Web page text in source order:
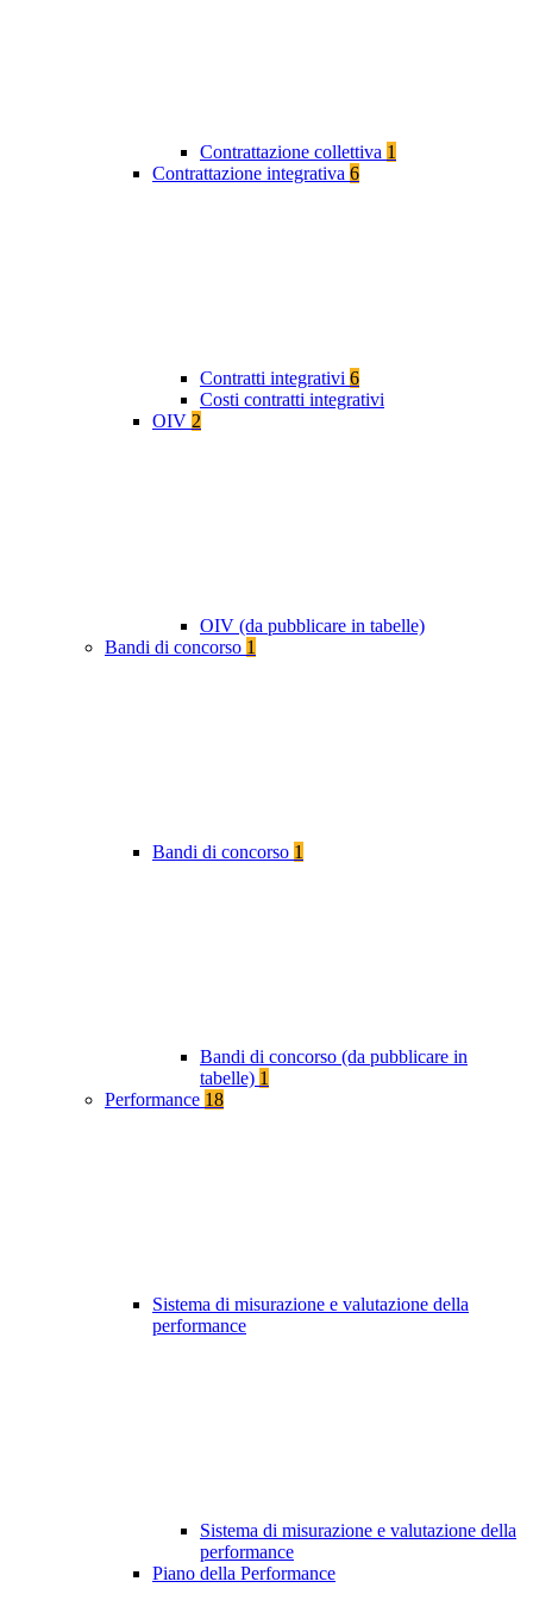
Contrattazione collettiva 1
Contrattazione integrativa 6
Contratti integrativi 6
Costi contratti integrativi
OIV 2
OIV (da pubblicare in tabelle)
Bandi di concorso 1
Bandi di concorso 1
Bandi di concorso (da pubblicare in
tabelle) 1
Performance 18
Sistema di misurazione e valutazione della
performance
Sistema di misurazione e valutazione della
performance
Piano della Performance